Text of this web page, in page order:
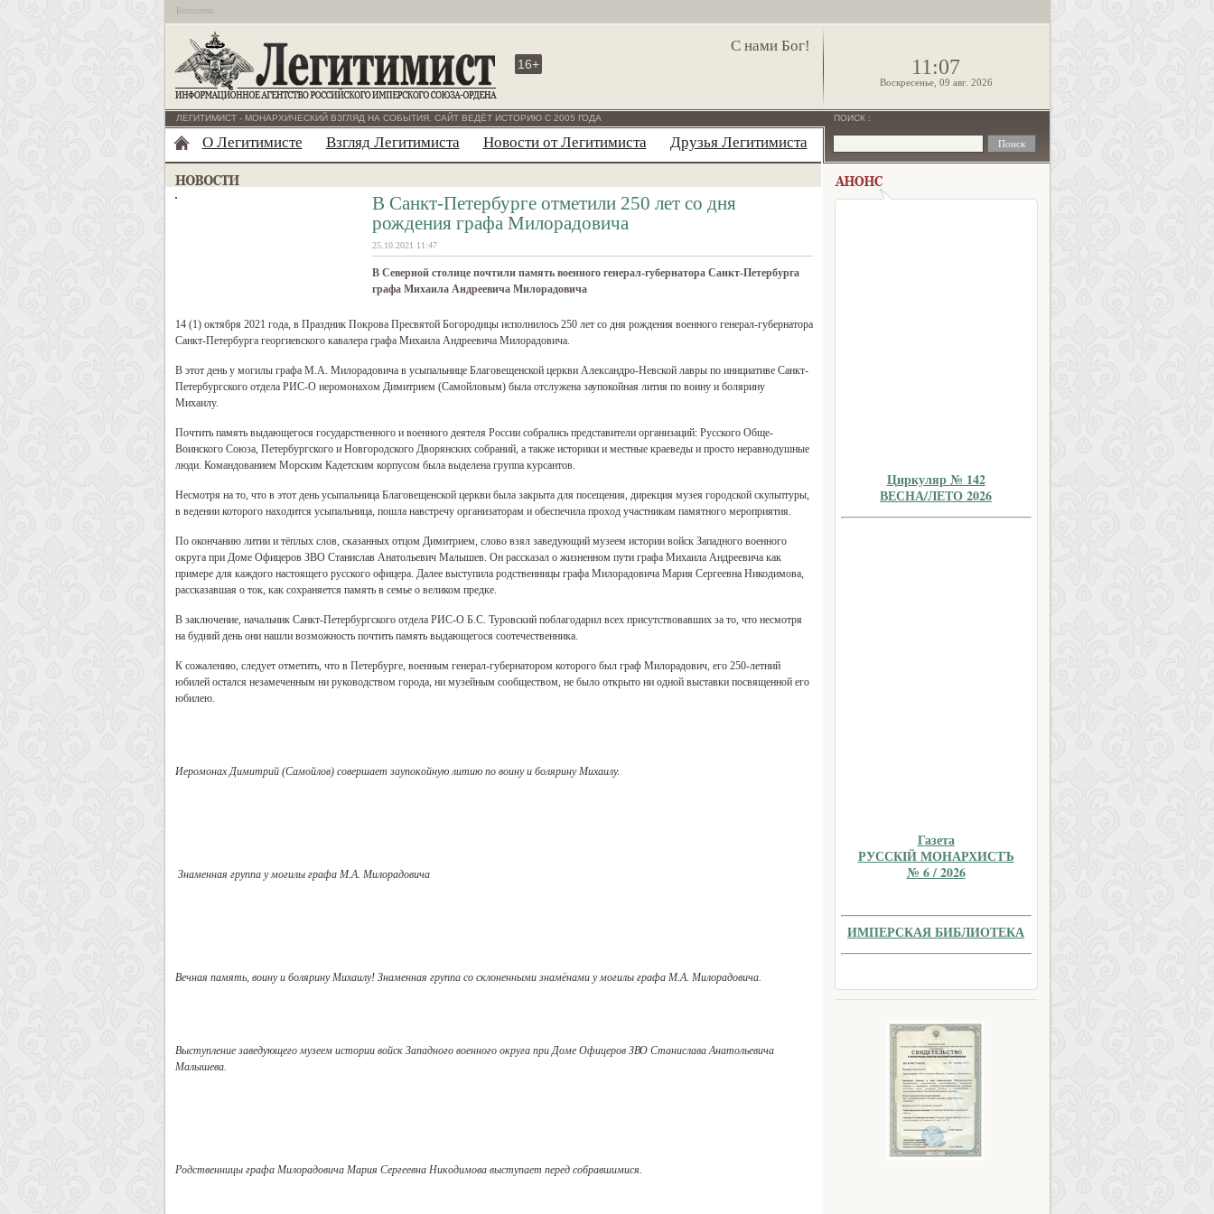
Бесплатно
С нами Бог!
16+ 11:07
Воскресенье, 09 авг. 2026
ЛЕГИТИМИСТ - МОНАРХИЧЕСКИЙ ВЗГЛЯД НА СОБЫТИЯ. САЙТ ВЕДЁТ ИСТОРИЮ С 2005 ГОДА
О Легитимисте Взгляд Легитимиста Новости от Легитимиста Друзья Легитимиста
В Санкт-Петербурге отметили 250 лет со дня
рождения графа Милорадовича
25.10.2021 11:47
В Северной столице почтили память военного генерал-губернатора Санкт-Петербурга
графа Михаила Андреевича Милорадовича
14 (1) октября 2021 года, в Праздник Покрова Пресвятой Богородицы исполнилось 250 лет со дня рождения военного генерал-губернатора
Санкт-Петербурга георгиевского кавалера графа Михаила Андреевича Милорадовича.
В этот день у могилы графа М.А. Милорадовича в усыпальнице Благовещенской церкви Александро-Невской лавры по инициативе Санкт-
Петербургского отдела РИС-О иеромонахом Димитрием (Самойловым) была отслужена заупокойная лития по воину и болярину
Михаилу.
Почтить память выдающегося государственного и военного деятеля России собрались представители организаций: Русского Обще-
Воинского Союза, Петербургского и Новгородского Дворянских собраний, а также историки и местные краеведы и просто неравнодушные
люди. Командованием Морским Кадетским корпусом была выделена группа курсантов.
Несмотря на то, что в этот день усыпальница Благовещенской церкви была закрыта для посещения, дирекция музея городской скульптуры,
в ведении которого находится усыпальница, пошла навстречу организаторам и обеспечила проход участникам памятного мероприятия.
По окончанию литии и тёплых слов, сказанных отцом Димитрием, слово взял заведующий музеем истории войск Западного военного
округа при Доме Офицеров ЗВО Станислав Анатольевич Малышев. Он рассказал о жизненном пути графа Михаила Андреевича как
примере для каждого настоящего русского офицера. Далее выступила родственницы графа Милорадовича Мария Сергеевна Никодимова,
рассказавшая о ток, как сохраняется память в семье о великом предке.
В заключение, начальник Санкт-Петербургского отдела РИС-О Б.С. Туровский поблагодарил всех присутствовавших за то, что несмотря
на будний день они нашли возможность почтить память выдающегося соотечественника.
К сожалению, следует отметить, что в Петербурге, военным генерал-губернатором которого был граф Милорадович, его 250-летний
юбилей остался незамеченным ни руководством города, ни музейным сообществом, не было открыто ни одной выставки посвященной его
юбилею.
Иеромонах Димитрий (Самойлов) совершает заупокойную литию по воину и болярину Михаилу.
Знаменная группа у могилы графа М.А. Милорадовича
Вечная память, воину и болярину Михаилу! Знаменная группа со склоненными знамёнами у могилы графа М.А. Милорадовича.
Выступление заведующего музеем истории войск Западного военного округа при Доме Офицеров ЗВО Станислава Анатольевича
Малышева.
Родственницы графа Милорадовича Мария Сергеевна Никодимова выступает перед собравшимися.
ПОИСК :
Циркуляр № 142
ВЕСНА/ЛЕТО 2026
Газета
РУССКIЙ МОНАРХИСТЪ
№ 6 / 2026
ИМПЕРСКАЯ БИБЛИОТЕКА